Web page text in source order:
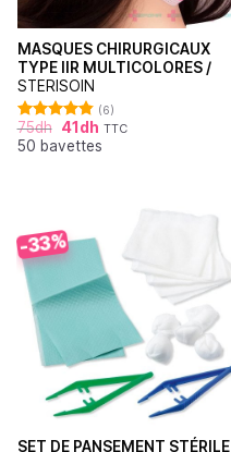
MASQUES CHIRURGICAUX
TYPE IIR MULTICOLORES /
STERISOIN
Note
4.83
sur 5
(6)
75dh 41 dh TTC
50 bavettes
-33%
SET DE PANSEMENT STÉRILE